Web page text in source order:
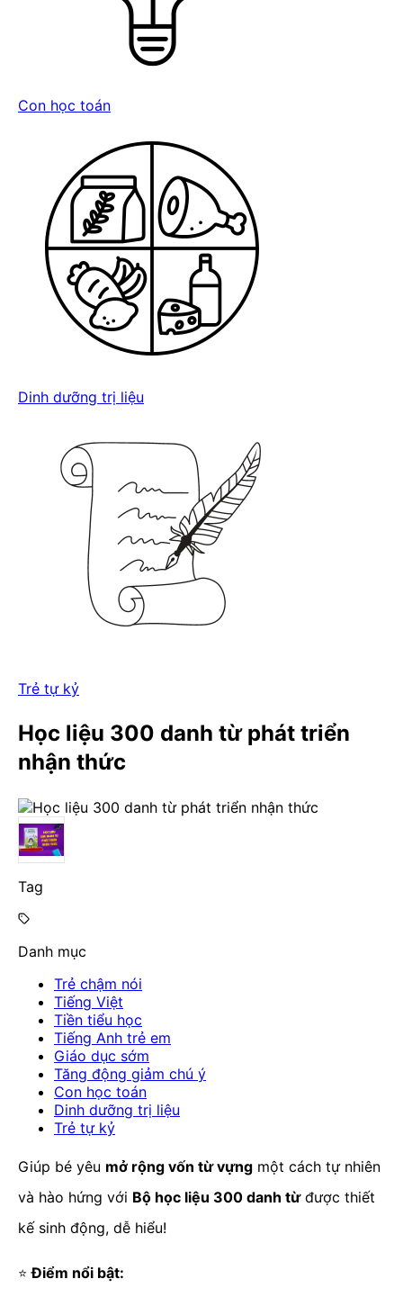
Con học toán
Dinh dưỡng trị liệu
Trẻ tự kỷ
Học liệu 300 danh từ phát triển
nhận thức
Tag
Danh mục
Trẻ chậm nói
Tiếng Việt
Tiền tiểu học
Tiếng Anh trẻ em
Giáo dục sớm
Tăng động giảm chú ý
Con học toán
Dinh dưỡng trị liệu
Trẻ tự kỷ
Giúp bé yêu mở rộng vốn từ vựng một cách tự nhiên
và hào hứng với Bộ học liệu 300 danh từđược thiết
kế sinh động, dễ hiểu!
⭐ Điểm nổi bật: